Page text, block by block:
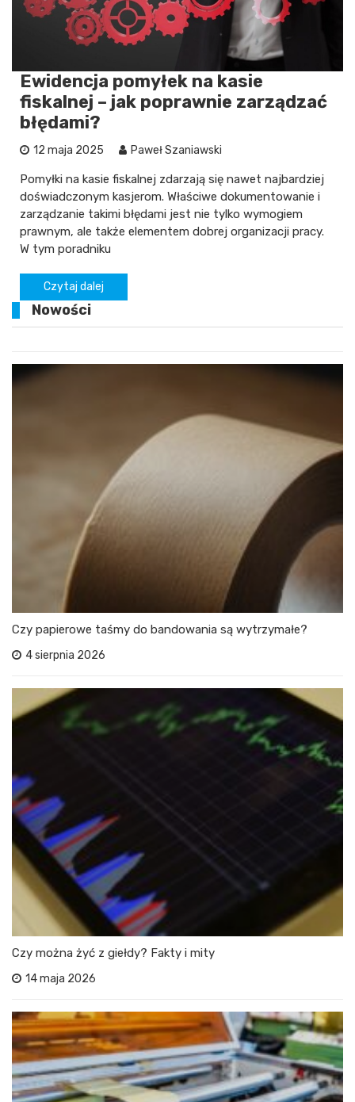
Ewidencja pomyłek na kasie
fiskalnej – jak poprawnie zarządzać
błędami?
12 maja 2025 Paweł Szaniawski
Pomyłki na kasie fiskalnej zdarzają się nawet najbardziej
doświadczonym kasjerom. Właściwe dokumentowanie i
zarządzanie takimi błędami jest nie tylko wymogiem
prawnym, ale także elementem dobrej organizacji pracy.
W tym poradniku
Czytaj dalej
Nowości
Czy papierowe taśmy do bandowania są wytrzymałe?
4 sierpnia 2026
Czy można żyć z giełdy? Fakty i mity
14 maja 2026